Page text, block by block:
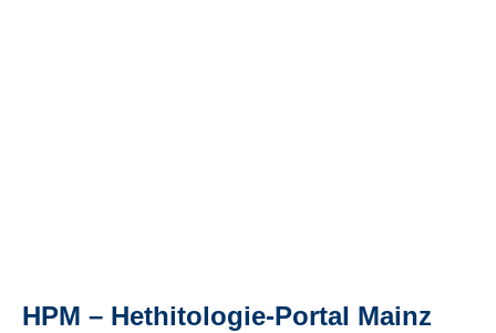
HPM – Hethitologie-Portal Mainz